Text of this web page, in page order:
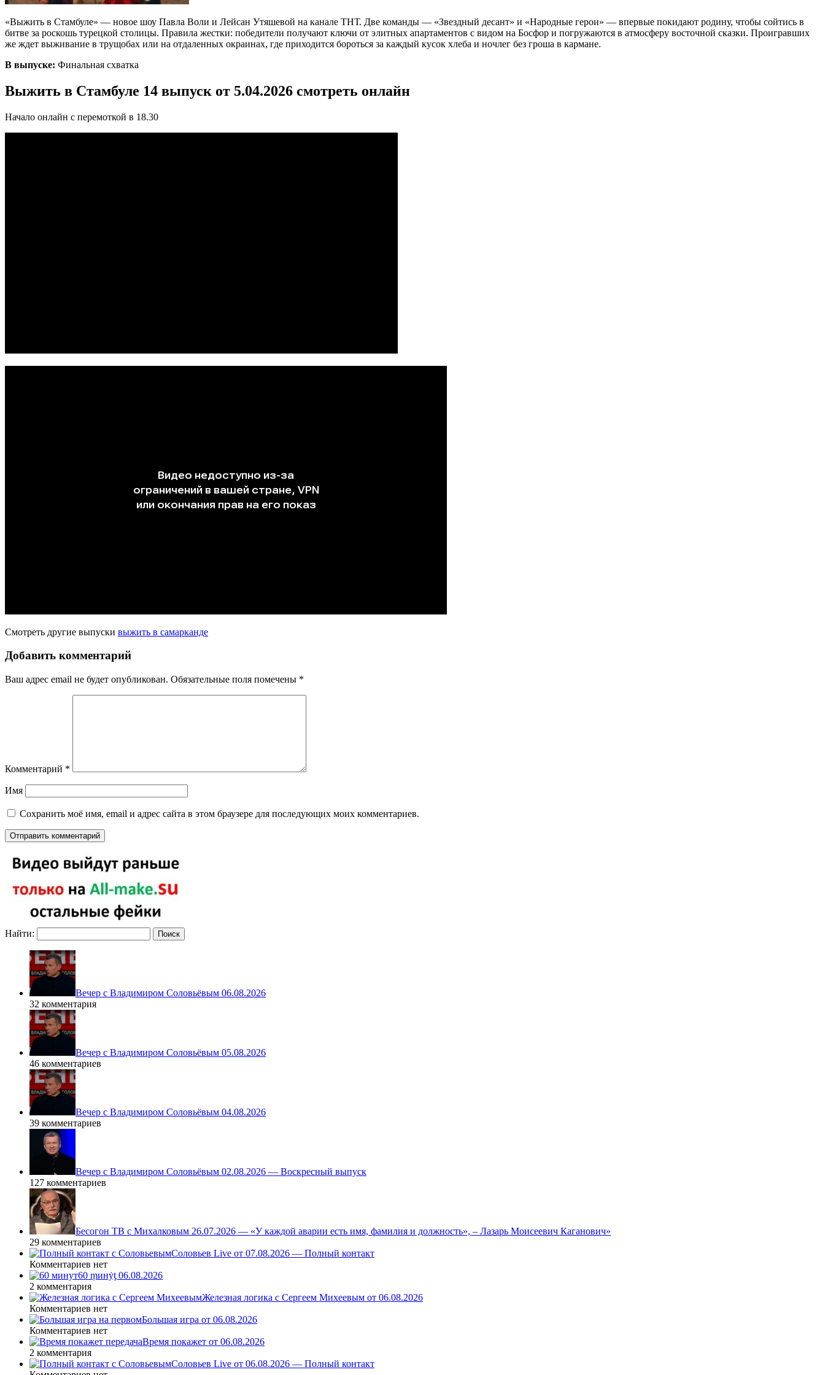
«Выжить в Стамбуле» — новое шоу Павла Воли и Лейсан Утяшевой на канале ТНТ. Две команды — «Звездный десант» и «Народные герои» — впервые покидают родину, чтобы сойтись в
битве за роскошь турецкой столицы. Правила жестки: победители получают ключи от элитных апартаментов с видом на Босфор и погружаются в атмосферу восточной сказки. Проигравших
же ждет выживание в трущобах или на отдаленных окраинах, где приходится бороться за каждый кусок хлеба и ночлег без гроша в кармане.
В выпуске: Финальная схватка
Выжить в Стамбуле 14 выпуск от 5.04.2026 смотреть онлайн
Начало онлайн с перемоткой в 18.30
Смотреть другие выпуски выжить в самарканде
Добавить комментарий
Ваш адрес email не будет опубликован. Обязательные поля помечены *
Комментарий *
Имя
Сохранить моё имя, email и адрес сайта в этом браузере для последующих моих комментариев.
Найти:
Вечер с Владимиром Соловьёвым 06.08.2026
32 комментария
Вечер с Владимиром Соловьёвым 05.08.2026
46 комментариев
Вечер с Владимиром Соловьёвым 04.08.2026
39 комментариев
Вечер с Владимиром Соловьёвым 02.08.2026 — Воскресный выпуск
127 комментариев
Бесогон ТВ с Михалковым 26.07.2026 — «У каждой аварии есть имя, фамилия и должность», – Лазарь Моисеевич Каганович»
29 комментариев
Соловьев Live от 07.08.2026 — Полный контакт
Комментариев нет
60 ṃинẏƫ 06.08.2026
2 комментария
Железная логика с Сергеем Михеевым от 06.08.2026
Комментариев нет
Большая игра от 06.08.2026
Комментариев нет
Время покажет от 06.08.2026
2 комментария
Соловьев Live от 06.08.2026 — Полный контакт